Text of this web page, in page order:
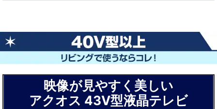
セ
ッ
ト
を
お
セ
ッ
ト
を
お
セ
ッ
ト
を
お
映像が見やすく美しい
アクオス 43V型液晶テレビ